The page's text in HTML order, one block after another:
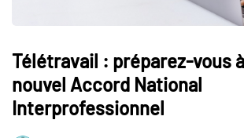
Télétravail : préparez-vous
nouvel Accord National
Interprofessionnel